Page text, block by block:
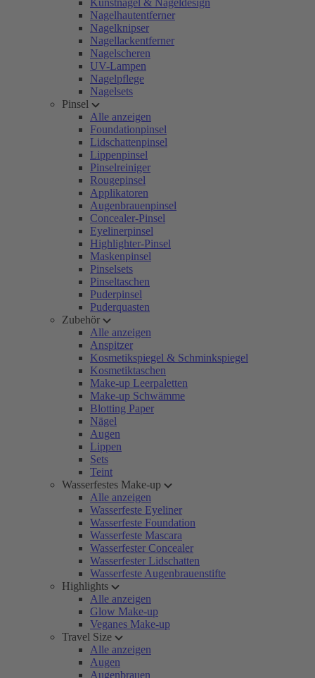
Kunstnägel & Nageldesign
Nagelhautentferner
Nagelknipser
Nagellackentferner
Nagelscheren
UV-Lampen
Nagelpflege
Nagelsets
Pinsel
Alle anzeigen
Foundationpinsel
Lidschattenpinsel
Lippenpinsel
Pinselreiniger
Rougepinsel
Applikatoren
Augenbrauenpinsel
Concealer-Pinsel
Eyelinerpinsel
Highlighter-Pinsel
Maskenpinsel
Pinselsets
Pinseltaschen
Puderpinsel
Puderquasten
Zubehör
Alle anzeigen
Anspitzer
Kosmetikspiegel & Schminkspiegel
Kosmetiktaschen
Make-up Leerpaletten
Make-up Schwämme
Blotting Paper
Nägel
Augen
Lippen
Sets
Teint
Wasserfestes Make-up
Alle anzeigen
Wasserfeste Eyeliner
Wasserfeste Foundation
Wasserfeste Mascara
Wasserfester Concealer
Wasserfester Lidschatten
Wasserfeste Augenbrauenstifte
Highlights
Alle anzeigen
Glow Make-up
Veganes Make-up
Travel Size
Alle anzeigen
Augen
Augenbrauen